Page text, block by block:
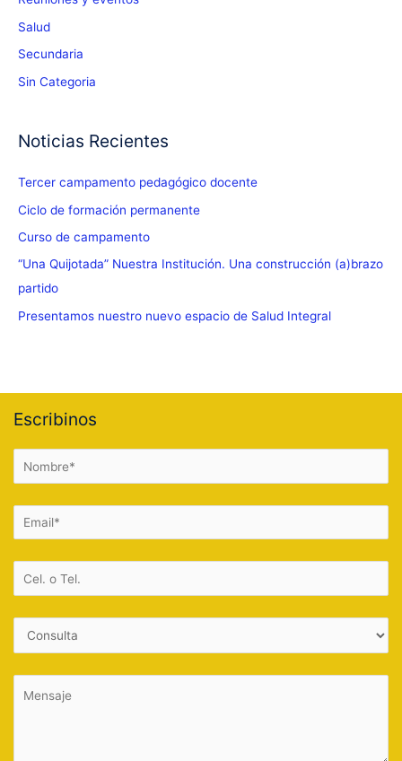
Salud
Secundaria
Sin Categoria
Noticias Recientes
Tercer campamento pedagógico docente
Ciclo de formación permanente
Curso de campamento
“Una Quijotada” Nuestra Institución. Una construcción (a)brazo
partido
Presentamos nuestro nuevo espacio de Salud Integral
Escribinos